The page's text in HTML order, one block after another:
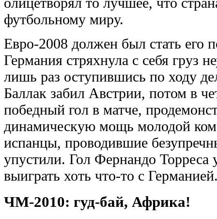
футбольному миру.
Евро-2008 должен был стать его
Германия стряхнула с себя груз
лишь раз оступившись по ходу
Баллак забил Австрии, потом в
победный гол в матче,
динамическую мощь молодой
испанцы, проводившие
упустили. Гол Фернандо Торреса
выиграть хоть что-то с
ЧМ-2010: гуд-бай, Африка!